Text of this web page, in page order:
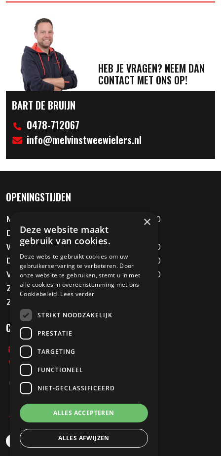
HEB JE VRAGEN? NEEM DAN
CONTACT MET ONS OP!
BART DE BRUIJN
0478-712067
info@melvinstweewielers.nl
OPENINGSTIJDEN
Maandag
09:00 - 12:00 / 13:00 - 18:00
Dinsdag
Gesloten
Woensdag
09:00 - 12:00 / 13:00 - 18:00
Donderdag
09:00 - 12:00 / 13:00 - 18:00
Vrijdag
09:00 - 12:00 / 13:00 - 18:00
Zaterdag
09:00 - 16:00
Zondag
CONTACT
info@melvinstweewielers.nl
0478-712067
Stationsweg 197
5807 AB Oostrum
Privacy Policy
×
Deze website maakt
gebruik van cookies.
Deze website gebruikt cookies om uw
gebruikerservaring te verbeteren. Door
onze website te gebruiken, stemt u in met
alle cookies in overeenstemming met ons
Cookiebeleid. Lees verder
STRIKT NOODZAKELIJK
PRESTATIE
TARGETING
FUNCTIONEEL
NIET-GECLASSIFICEERD
ALLES ACCEPTEREN
ALLES AFWIJZEN